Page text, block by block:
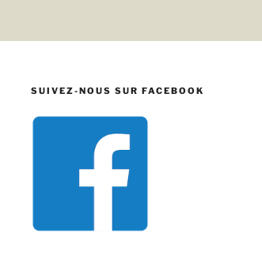
SUIVEZ-NOUS SUR FACEBOOK